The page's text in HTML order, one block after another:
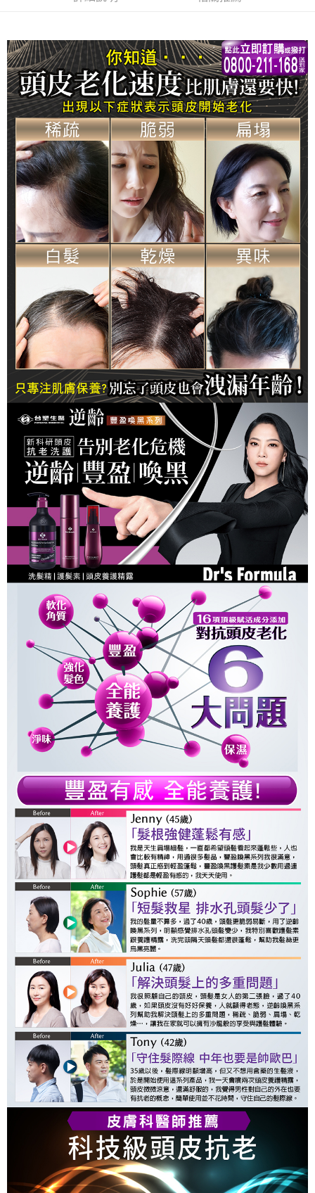
匯豐（台灣）商業銀行
華泰商業銀行
聯邦商業銀行
遠東國際商業銀行
元大商業銀行
永豐商業銀行
玉山商業銀行
星展（台灣）商業銀行
台新國際商業銀行
中國信託商業銀行
台灣樂天信用卡公司
街口支付
悠遊付
Google Pay
大哥付你分期
相關說明
【大哥付你分期使用說明】
1.本服務由台灣大哥大提供，台灣大哥大用戶可立即使用無須另外申請。
2.付款方式選擇「大哥付你分期」，訂單成立後會自動跳轉到大哥付的交易
流程，驗證手機門號後，選擇欲分期的期數、繳款截止日，確認付款後即完
成交易。
3.實際核准額度、可分期數及費用金額請依後續交易確認頁面所載為準。
4.訂單成立30分鐘內，如未前往確認交易或遇審核未通過，訂單將自動取
消。如遇「轉專審核」未通過狀況，表示未達大哥付你分期系統評分，恕無
法說明評估內容。
1.分期款項不併入電信帳單，「大哥付你分期」於每月結算日後寄送繳費提
醒簡訊。
2.透過簡訊連結打開帳單後，可選擇「超商條碼／台灣大直營門市／銀行轉
帳／街口支付／iPASS MONEY」等通路繳費。
【注意事項】
1.本服務係由「台灣大哥大股份有限公司」（以下簡稱本公司）所提供，讓
用戶於交易時，得透過本服務購買商品或服務，並由商店將買賣／分期付款
買賣價金債權讓與本公司後，依約使用本公司帳單繳交帳款。
2.基於同意付款使用「大哥付你分期」之契約關係目的，商店將以您的個人
資料（包含姓名、電話或地址）提供予台灣大哥大進項蒐集、處理及利用，
由本公司與您本人進行分期帳單所需資料之確認、核對及更正。
3.完整用戶服務條款，請詳閱以下連結：https://oppay.tw/userRule
AFTEE先享後付
相關說明
【關於「AFTEE先享後付」】
AFTEE先享後付是「在收到商品之後才付款」的支付方式。 讓您購物簡單
便利好安心！
１．簡單：不需註冊會員、不需綁卡、不需儲值。
２．便利：只要手機號碼，簡訊認證，即可結帳。
３．安心：先確認商品／服務後，再付款。
【「AFTEE先享後付」結帳流程】
１．於結帳方式選擇「AFTEE先享後付」後，將跳轉至「AFTEE先享後付」
結帳頁面，進行簡訊認證並確認金額後，即可完成結帳。
２．訂單成立數日內，您將收到繳費通知簡訊。
３．收到繳費通知簡訊後14天內，點擊此簡訊中的連結，可透過四大超商／
ATM／網路銀行／等多元方式進行付款，方視為交易完成。
※ 請注意：結帳手續完成當下不需立刻繳費，但若您需要取消訂單，請聯絡
購買商品的店家。未經商家同意取消之訂單仍視為有效，需透過AFTEE先享
後付繳納相關費用。
※ 交易是否成功請以「AFTEE先享後付 」之結帳頁面顯示為準，若有關於
是否繳費成功／繳費後需取消欲退款等相關疑問，請聯繫「AFTEE先享後付
客戶支援中心」
https://netprotections.freshdesk.com/support/home
【注意事項】
１．透過由恩沛科技股份有限公司提供之「AFTEE先享後付」服務完成之交
易，需依本服務之必要範圍內提供個人資料，並將交易相關給付款項請求債
權轉讓予恩沛科技股份有限公司。
２．關於個人資料處理事宜，請瀏覽以下網址：
https://aftee.tw/terms/#terms3
３．未成年的使用者請事先徵得法定代理人或監護人之同意方可使用
「AFTEE先享後付」，若未經同意申辦者引起之損失，本公司不負相關責
任。
４．使用「AFTEE先享後付」時，將依據個別帳號之用戶狀況，依本公司即
時審查核予不同之上限額度；若仍有額度不足之情形，本公司將視審查結果
請求用戶進行身份認證。
５．嚴禁一人註冊多個帳號或使用他人資訊註冊。若發現惡意使用之情形，
恩沛科技股份有限公司將有權停止該用戶之使用額度並採取法律行動。
Hami Point
相關說明
「Hami Point」為中華電信所提供之點數服務，可於會員專區綁定中華電信
會員帳號後，即可在購物車使用 Hami Point 折抵消費金額 (1點等於1元)。
ATM付款
運送方式
全家取貨付款
每筆NT$90，滿NT$1,000(含以上)免運費
付款後全家取貨
每筆NT$90，滿NT$1,000(含以上)免運費
萊爾富取貨付款
每筆NT$90，滿NT$1,000(含以上)免運費
付款後萊爾富取貨
每筆NT$90，滿NT$1,000(含以上)免運費
7-11取貨付款
每筆NT$90，滿NT$1,000(含以上)免運費
付款後7-11取貨
每筆NT$90，滿NT$1,000(含以上)免運費
貨到付款
每筆NT$90，滿NT$1,000(含以上)免運費